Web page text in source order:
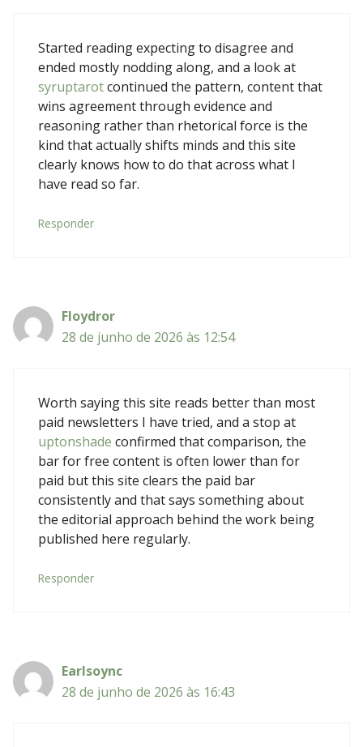
Started reading expecting to disagree and
ended mostly nodding along, and a look at
syruptarotcontinued the pattern, content that
wins agreement through evidence and
reasoning rather than rhetorical force is the
kind that actually shifts minds and this site
clearly knows how to do that across what I
have read so far.
Responder
Floydror
28 de junho de 2026 às 12:54
Worth saying this site reads better than most
paid newsletters I have tried, and a stop at
uptonshade confirmed that comparison, the
bar for free content is often lower than for
paid but this site clears the paid bar
consistently and that says something about
the editorial approach behind the work being
published here regularly.
Responder
Earlsoync
28 de junho de 2026 às 16:43